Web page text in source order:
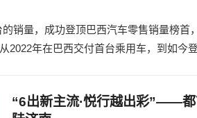
销量，成功登顶巴西汽车零售销量榜首
2022年在巴西交付首台乘用车，到如今
“6出新主流·悦行越出彩”——